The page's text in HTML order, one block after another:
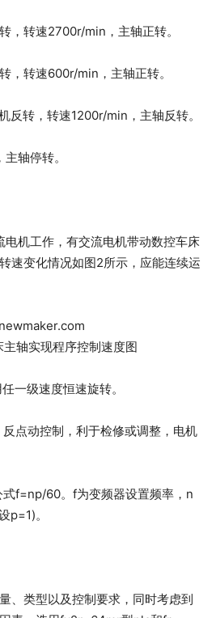
转速2700r/min，主轴正转。
转速600r/min，主轴正转。
转，转速1200r/min，主轴反转。
轴停转。
电机工作，有交流电机带动数控车床
速变化情况如图2所示，应能连续运
主轴实现程序控制速度图
一级速度恒速旋转。
点动控制，利于检修或调整，电机
f=np/60。f为变频器设置频率，n
p=1)。
、类型以及控制要求，同时考虑到